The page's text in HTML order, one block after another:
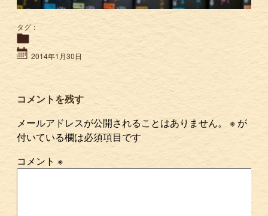
タグ：
2014年1月30日
コメントを残す
メールアドレスが公開されることはありません。
※ が
付いている欄は必須項目です
コメント※